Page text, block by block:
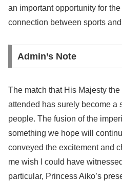
an important opportunity for
connection between sports
Admin’s Note
The match that His Majesty
attended has surely become a
people. The fusion of the
something we hope will
conveyed the excitement and
me wish I could have
particular, Princess Aiko’s